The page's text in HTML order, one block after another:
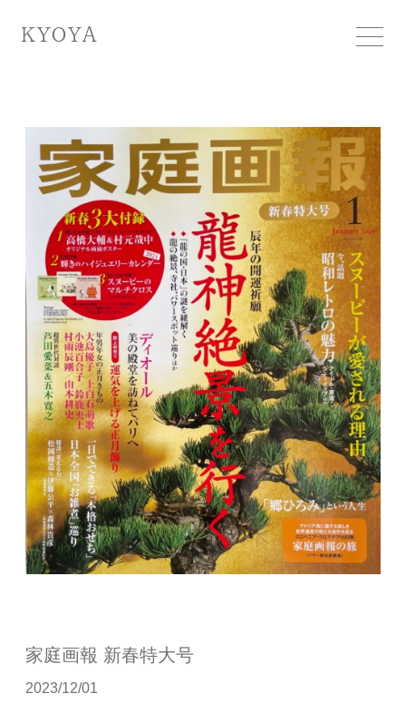
KYOYA
家庭画報 新春特大号
2023/12/01